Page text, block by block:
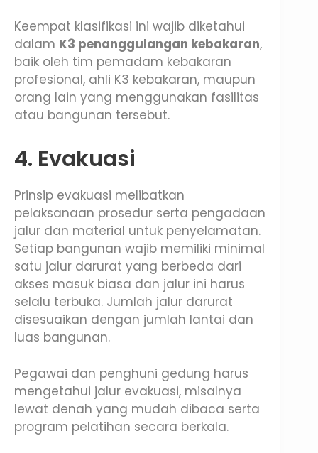
Keempat klasifikasi ini wajib diketahui
dalam K3 penanggulangan kebakaran,
baik oleh tim pemadam kebakaran
profesional, ahli K3 kebakaran, maupun
orang lain yang menggunakan fasilitas
atau bangunan tersebut.
4. Evakuasi
Prinsip evakuasi melibatkan
pelaksanaan prosedur serta pengadaan
jalur dan material untuk penyelamatan.
Setiap bangunan wajib memiliki minimal
satu jalur darurat yang berbeda dari
akses masuk biasa dan jalur ini harus
selalu terbuka. Jumlah jalur darurat
disesuaikan dengan jumlah lantai dan
luas bangunan.
Pegawai dan penghuni gedung harus
mengetahui jalur evakuasi, misalnya
lewat denah yang mudah dibaca serta
program pelatihan secara berkala.